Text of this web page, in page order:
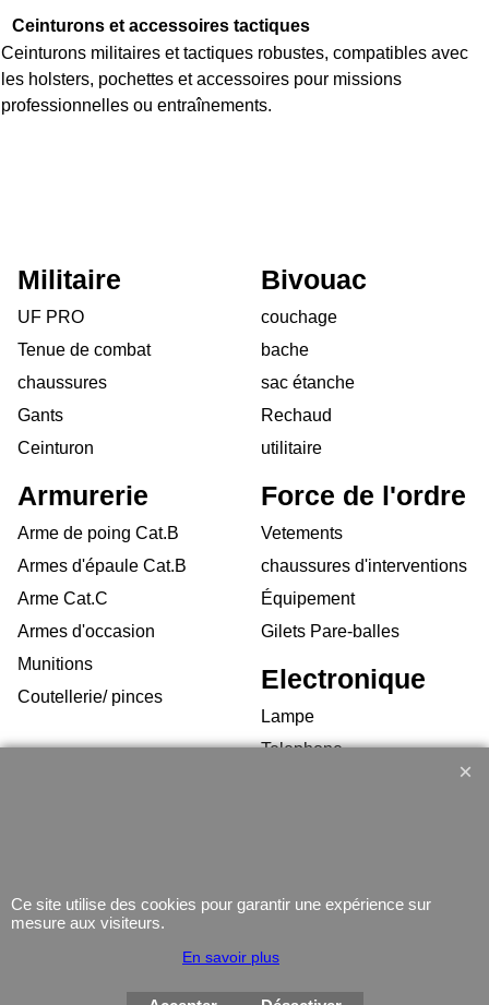
Ceinturons et accessoires tactiques
Ceinturons militaires et tactiques robustes, compatibles avec
les holsters, pochettes et accessoires pour missions
professionnelles ou entraînements.
Militaire
UF PRO
Tenue de combat
chaussures
Gants
Ceinturon
Bivouac
couchage
bache
sac étanche
Rechaud
utilitaire
Armurerie
Arme de poing Cat.B
Armes d'épaule Cat.B
Arme Cat.C
Armes d'occasion
Munitions
Coutellerie/ pinces
Force de l'ordre
Vetements
chaussures d'interventions
Équipement
Gilets Pare-balles
Electronique
Lampe
Telephone
avec le logiciel
Ce site utilise des cookies pour garantir une expérience sur
mesure aux visiteurs.
En savoir plus